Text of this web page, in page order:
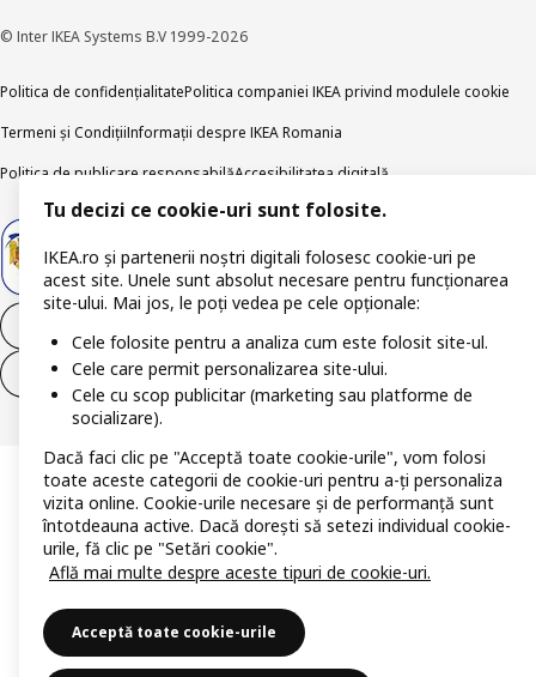
© Inter IKEA Systems B.V 1999-2026
Politica de confidențialitatePolitica companiei IKEA privind modulele cookie
Termeni și CondițiiInformații despre IKEA Romania
Politica de publicare responsabilăAccesibilitatea digitală
Retrage-te din contract (servicii)
Tu decizi ce cookie-uri sunt folosite.
IKEA.ro și partenerii noștri digitali folosesc cookie-uri pe
acest site. Unele sunt absolut necesare pentru funcționarea
site-ului. Mai jos, le poți vedea pe cele opționale:
Cele folosite pentru a analiza cum este folosit site-ul.
Cele care permit personalizarea site-ului.
Cele cu scop publicitar (marketing sau platforme de
socializare).
Dacă faci clic pe "Acceptă toate cookie-urile", vom folosi
toate aceste categorii de cookie-uri pentru a-ți personaliza
vizita online. Cookie-urile necesare și de performanță sunt
întotdeauna active. Dacă dorești să setezi individual cookie-
urile, fă clic pe "Setări cookie".
Află mai multe despre aceste tipuri de cookie-uri.
Acceptă toate cookie-urile